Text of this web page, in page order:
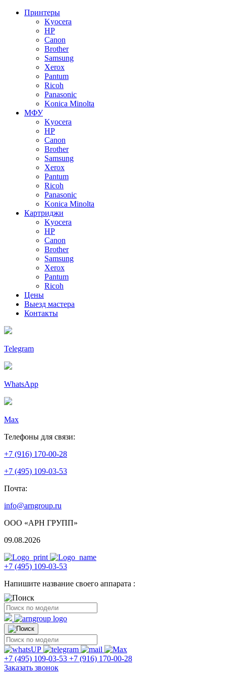
Принтеры
Kyocera
HP
Canon
Brother
Samsung
Xerox
Pantum
Ricoh
Panasonic
Konica Minolta
МФУ
Kyocera
HP
Canon
Brother
Samsung
Xerox
Pantum
Ricoh
Panasonic
Konica Minolta
Картриджи
Kyocera
HP
Canon
Brother
Samsung
Xerox
Pantum
Ricoh
Цены
Выезд мастера
Контакты
Telegram
WhatsApp
Max
Телефоны для связи:
+7 (916) 170-00-28
+7 (495) 109-03-53
Почта:
info@arngroup.ru
ООО «АРН ГРУПП»
09.08.2026
+7 (495) 109-03-53
Напишите название своего аппарата :
+7 (495) 109-03-53 +7 (916) 170-00-28
Заказать звонок